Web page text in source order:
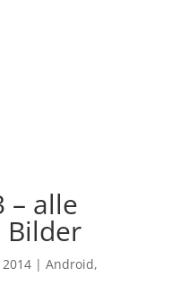
– alle
Bilder
| Android,